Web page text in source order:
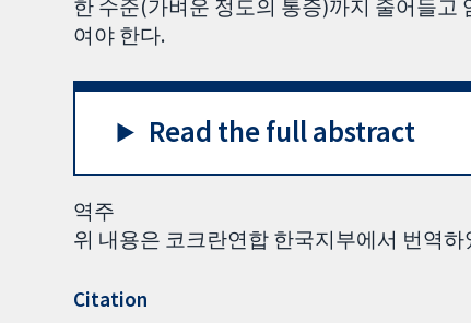
한 수준(가벼운 정도의 통증)까지 줄어들고
여야 한다.
Read the full abstract
역주
위 내용은 코크란연합 한국지부에서 번역하
Citation